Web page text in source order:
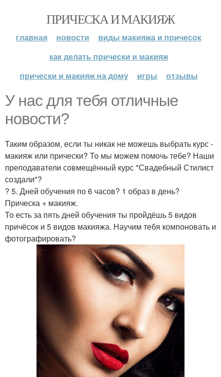
ПРИЧЕСКА И МАКИЯЖ
главная новости
виды макияжа и причесок
как делать прически и макияж
прически и макияж на дому
игры отзывы
У нас для тебя отличные
новости?
Таким образом, если ты никак не можешь выбрать курс -
макияж или прически? То мы можем помочь тебе? Наши
преподаватели совмещённый курс "Свадебный Стилист
создали"?
? 5. Дней обучения по 6 часов? 1 образ в день?
Прическа + макияж.
То есть за пять дней обучения ты пройдёшь 5 видов
причёсок и 5 видов макияжа. Научим тебя компоновать и
фотографировать?